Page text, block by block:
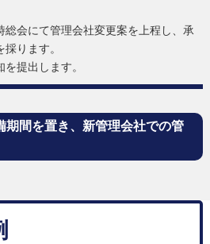
総会にて管理会社変更案を上程し、承
ります。
提出します。
期間を置き、新管理会社での管